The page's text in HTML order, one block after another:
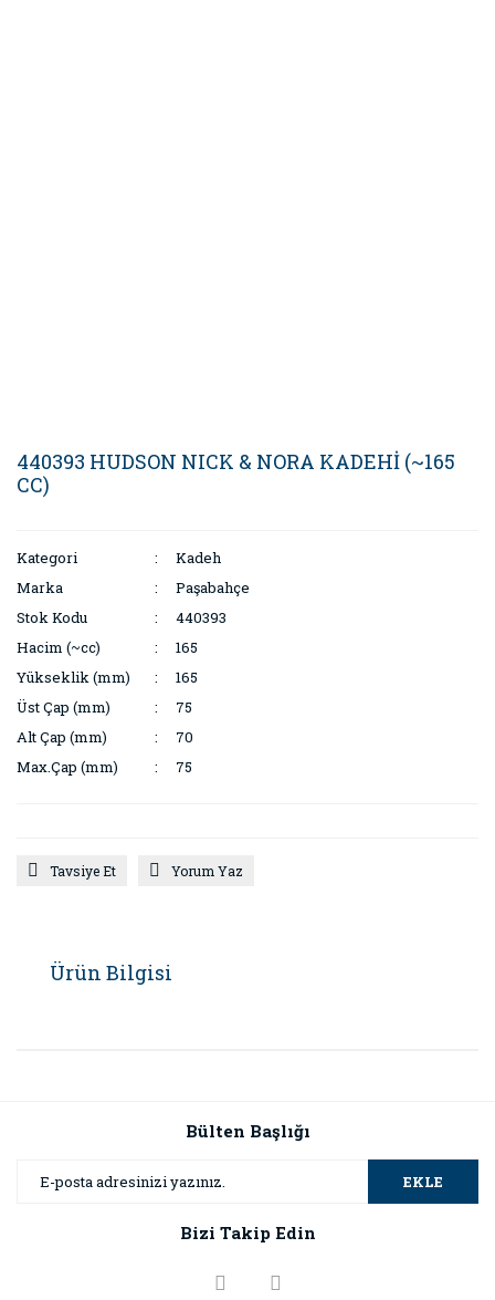
440393 HUDSON NICK & NORA KADEHİ (~165
CC)
Kategori
Kadeh
Marka
Paşabahçe
Stok Kodu
440393
Hacim (~cc)
165
Yükseklik (mm)
165
Üst Çap (mm)
75
Alt Çap (mm)
70
Max.Çap (mm)
75
Tavsiye Et Yorum Yaz
Ürün Bilgisi
Bülten Başlığı
EKLE
Bizi Takip Edin